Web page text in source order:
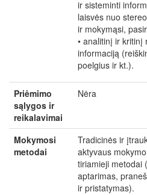
ir sisteminti
laisvės nuo
ir mokymąsi,
• analitinį ir kritinį
informaciją
poelgius ir kt.).
Priėmimo
sąlygos ir
reikalavimai
Nėra
Mokymosi
metodai
Tradicinės ir
aktyvaus
tiriamieji metodai
aptarimas,
ir pristatymas).